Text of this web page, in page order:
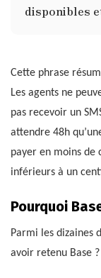
disponibles
Cette phrase
Les agents ne
pas recevoir un
attendre 48h
payer en moins de
inférieurs à un
Pourquoi
Parmi les dizaines
avoir retenu Base